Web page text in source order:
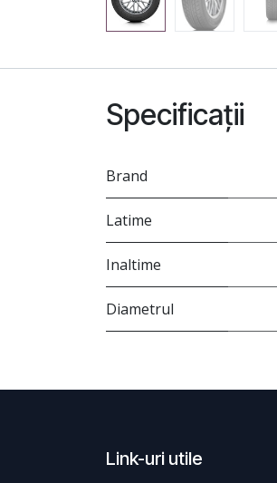
Specificații
Brand
Latime
Inaltime
Diametrul
Link-uri utile